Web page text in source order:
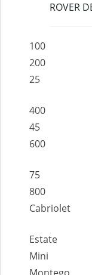
ROVER
100
200
25
400
45
600
75
800
Cabriolet
Estate
Mini